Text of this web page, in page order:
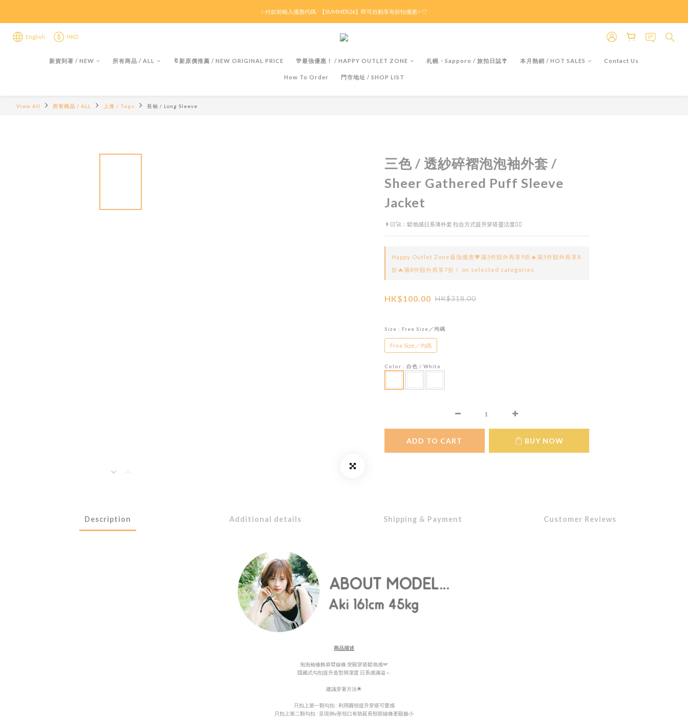
限時折後滿HK$299京東免運 / 折後滿HK$599港澳順豐免運🚚每天3pm前下單現貨最快即日出貨！＊假日除外
✨付款前輸入優惠代碼 : 【SUMMER26】即可自動享有折扣優惠✨🤍
限時折後滿HK$299京東免運 / 折後滿HK$599港澳順豐免運🚚每天3pm前下單現貨最快即日出貨！＊假日除外
English HKD
新貨到著 / NEW 所有商品 / ALL 🔖新原價推薦 / NEW ORIGINAL PRICE 🎊最強優惠！ / HAPPY OUTLET ZONE 札幌・Sapporo / 旅拍日誌🎐 本月熱銷 / HOT SALES Contact Us
How To Order 門市地址 / SHOP LIST
View All 所有商品 / ALL 上身 / Tops 長袖 / Long Sleeve
三色 / 透紗碎褶泡泡袖外套 /
Sheer Gathered Puff Sleeve
Jacket
👨🏻‍🚀：鬆弛感日系薄外套 扣合方式提升穿搭靈活度👍🏻
Happy Outlet Zone最強優惠🧡滿3件額外再享9折🔥滿5件額外再享8
折🔥滿8件額外再享7折！ on selected categories
HK$100.00 HK$318.00
Size : Free Size／均碼
Free Size／均碼
Color : 白色 / White
ADD TO CART BUY NOW
Description Additional details Shipping & Payment Customer Reviews
商品描述
泡泡袖修飾肩臂線條 突顯穿搭鬆弛感🪽
隱藏式勾扣提升造型簡潔度 日系感滿溢～
建議穿著方法🌟
只扣上第一顆勾扣 : 利用圓領提升穿搭可愛感
只扣上第二顆勾扣 : 呈現倒v形領口有助延長頸部線條更顯臉小